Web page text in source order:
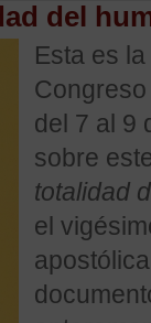
del
Esta es
del 7 al 9
sobre
totalidad
el